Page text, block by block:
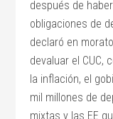
después de
obligaciones de
declaró en
devaluar el CUC,
la inflación, el
mil millones de
mixtas y las EE